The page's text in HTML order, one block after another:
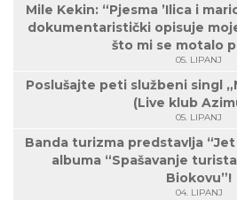
Mile Kekin: “Pjesma ’Ilica i
dokumentaristički opisuje
što mi se motalo
05. LIPANJ
Poslušajte peti službeni singl
(Live klub
05. LIPANJ
Banda turizma predstavlja “Jet
albuma “Spašavanje
Biokovu”!
04. LIPANJ